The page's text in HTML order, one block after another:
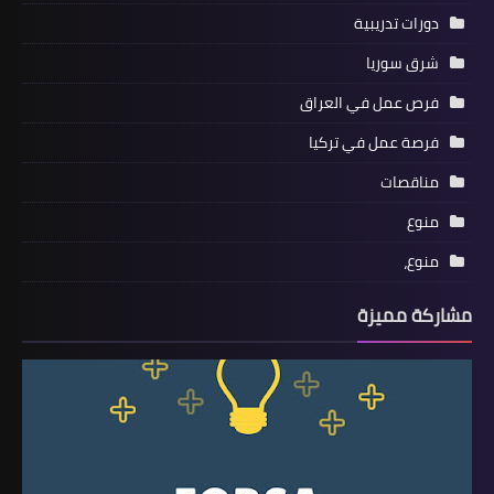
دورات تدريبية
شرق سوريا
فرص عمل في العراق
فرصة عمل في تركيا
مناقصات
منوع
منوع،
مشاركة مميزة